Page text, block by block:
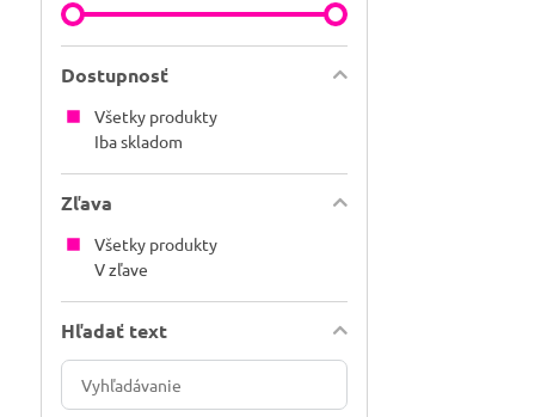
Dostupnosť
Všetky produkty
Iba skladom
Zľava
Všetky produkty
V zľave
Hľadať text
Prehľadať
výsledky